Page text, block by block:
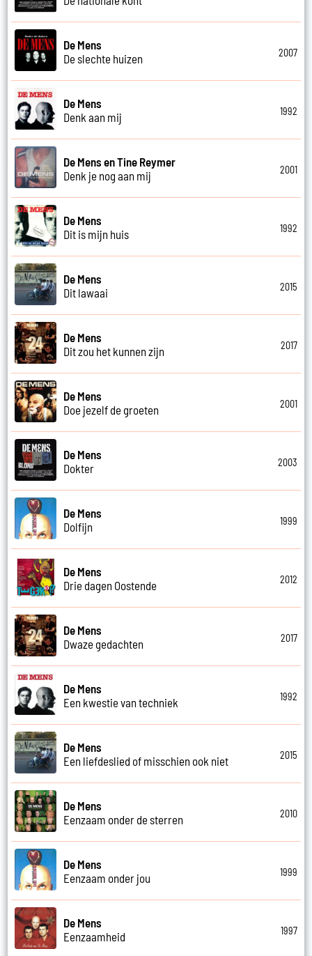
De Mens
De slechte huizen
2007
De Mens
Denk aan mij
1992
De Mens en Tine Reymer
Denk je nog aan mij
2001
De Mens
Dit is mijn huis
1992
De Mens
Dit lawaai
2015
De Mens
Dit zou het kunnen zijn
2017
De Mens
Doe jezelf de groeten
2001
De Mens
Dokter
2003
De Mens
Dolfijn
1999
De Mens
Drie dagen Oostende
2012
De Mens
Dwaze gedachten
2017
De Mens
Een kwestie van techniek
1992
De Mens
Een liefdeslied of misschien ook niet
2015
De Mens
Eenzaam onder de sterren
2010
De Mens
Eenzaam onder jou
1999
De Mens
Eenzaamheid
1997